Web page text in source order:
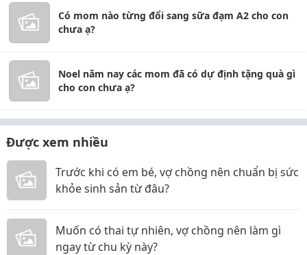
Có mom nào từng đổi sang sữa đạm A2 cho con
chưa ạ?
Noel năm nay các mom đã có dự định tặng quà gì
cho con chưa ạ?
Được xem nhiều
Trước khi có em bé, vợ chồng nên chuẩn bị sức
khỏe sinh sản từ đâu?
Muốn có thai tự nhiên, vợ chồng nên làm gì
ngay từ chu kỳ này?